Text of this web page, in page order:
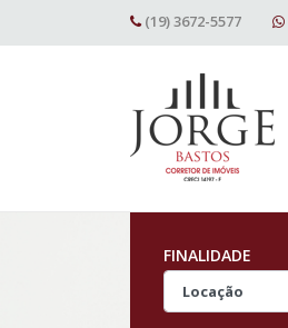
(19) 3672-5577
FINALIDADE